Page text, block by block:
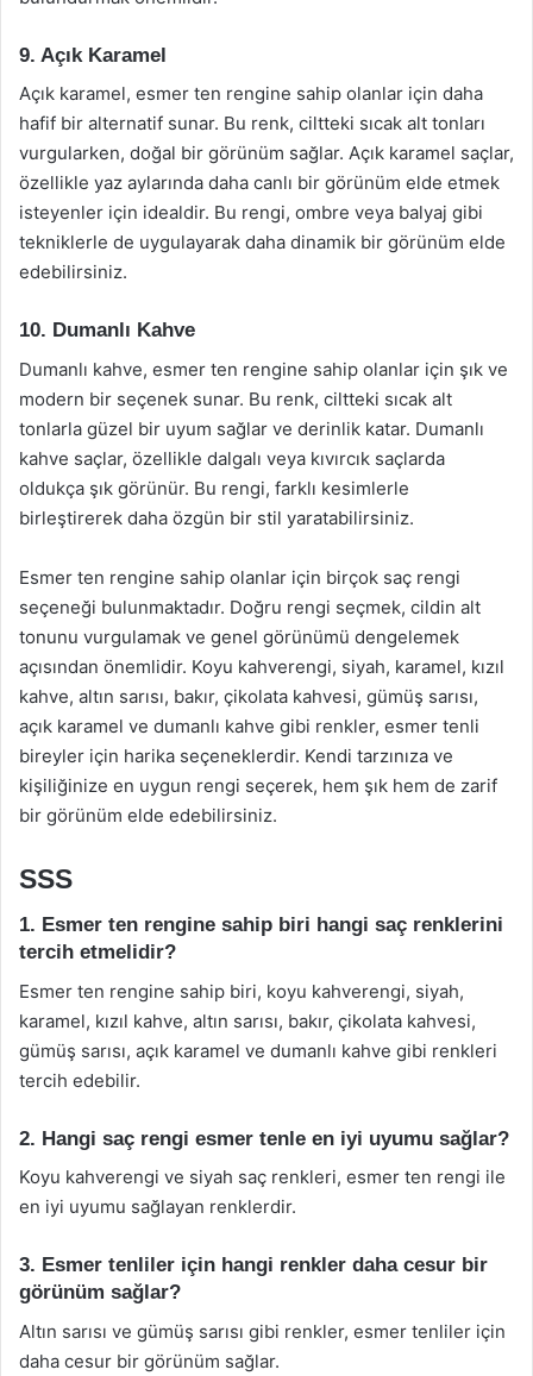
9. Açık Karamel
Açık karamel, esmer ten rengine sahip olanlar için daha
hafif bir alternatif sunar. Bu renk, ciltteki sıcak alt tonları
vurgularken, doğal bir görünüm sağlar. Açık karamel saçlar,
özellikle yaz aylarında daha canlı bir görünüm elde etmek
isteyenler için idealdir. Bu rengi, ombre veya balyaj gibi
tekniklerle de uygulayarak daha dinamik bir görünüm elde
edebilirsiniz.
10. Dumanlı Kahve
Dumanlı kahve, esmer ten rengine sahip olanlar için şık ve
modern bir seçenek sunar. Bu renk, ciltteki sıcak alt
tonlarla güzel bir uyum sağlar ve derinlik katar. Dumanlı
kahve saçlar, özellikle dalgalı veya kıvırcık saçlarda
oldukça şık görünür. Bu rengi, farklı kesimlerle
birleştirerek daha özgün bir stil yaratabilirsiniz.
Esmer ten rengine sahip olanlar için birçok saç rengi
seçeneği bulunmaktadır. Doğru rengi seçmek, cildin alt
tonunu vurgulamak ve genel görünümü dengelemek
açısından önemlidir. Koyu kahverengi, siyah, karamel, kızıl
kahve, altın sarısı, bakır, çikolata kahvesi, gümüş sarısı,
açık karamel ve dumanlı kahve gibi renkler, esmer tenli
bireyler için harika seçeneklerdir. Kendi tarzınıza ve
kişiliğinize en uygun rengi seçerek, hem şık hem de zarif
bir görünüm elde edebilirsiniz.
SSS
1. Esmer ten rengine sahip biri hangi saç renklerini
tercih etmelidir?
Esmer ten rengine sahip biri, koyu kahverengi, siyah,
karamel, kızıl kahve, altın sarısı, bakır, çikolata kahvesi,
gümüş sarısı, açık karamel ve dumanlı kahve gibi renkleri
tercih edebilir.
2. Hangi saç rengi esmer tenle en iyi uyumu sağlar?
Koyu kahverengi ve siyah saç renkleri, esmer ten rengi ile
en iyi uyumu sağlayan renklerdir.
3. Esmer tenliler için hangi renkler daha cesur bir
görünüm sağlar?
Altın sarısı ve gümüş sarısı gibi renkler, esmer tenliler için
daha cesur bir görünüm sağlar.